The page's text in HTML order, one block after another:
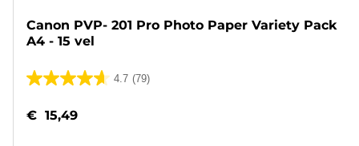
Canon PVP- 201 Pro Photo Paper Variety Pack
A4 - 15 vel
4.7 (79)
4.7
de
€ 15,49